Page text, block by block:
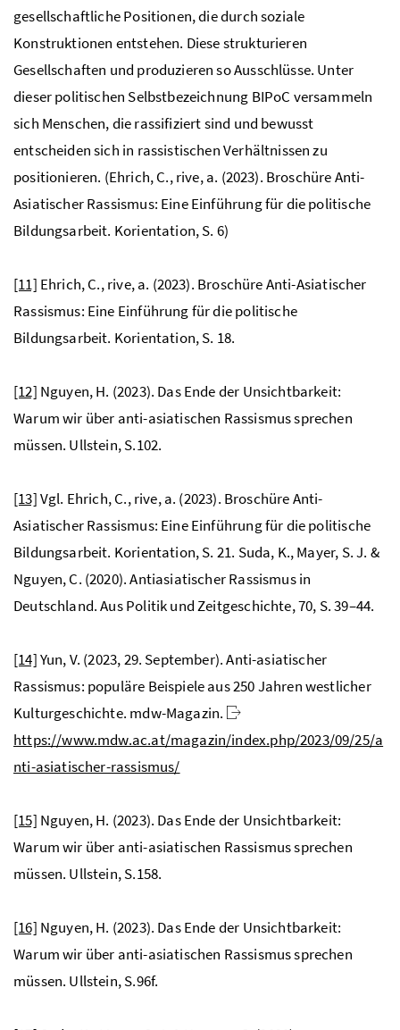
gesellschaftliche Positionen, die durch soziale
Konstruktionen entstehen. Diese strukturieren
Gesellschaften und produzieren so Ausschlüsse. Unter
dieser politischen Selbstbezeichnung BIPoC versammeln
sich Menschen, die rassifiziert sind und bewusst
entscheiden sich in rassistischen Verhältnissen zu
positionieren. (Ehrich, C., rive, a. (2023). Broschüre Anti-
Asiatischer Rassismus: Eine Einführung für die politische
Bildungsarbeit. Korientation, S. 6)
[11] Ehrich, C., rive, a. (2023). Broschüre Anti-Asiatischer
Rassismus: Eine Einführung für die politische
Bildungsarbeit. Korientation, S. 18.
[12] Nguyen, H. (2023). Das Ende der Unsichtbarkeit:
Warum wir über anti-asiatischen Rassismus sprechen
müssen. Ullstein, S.102.
[13]Vgl. Ehrich, C., rive, a. (2023). Broschüre Anti-
Asiatischer Rassismus: Eine Einführung für die politische
Bildungsarbeit. Korientation, S. 21. Suda, K., Mayer, S. J. &
Nguyen, C. (2020). Antiasiatischer Rassismus in
Deutschland. Aus Politik und Zeitgeschichte, 70, S. 39–44.
[14]Yun, V. (2023, 29. September). Anti-asiatischer
Rassismus: populäre Beispiele aus 250 Jahren westlicher
Kulturgeschichte. mdw-Magazin.
https://www.mdw.ac.at/magazin/index.php/2023/09/25/a
nti-asiatischer-rassismus/
[15] Nguyen, H. (2023). Das Ende der Unsichtbarkeit:
Warum wir über anti-asiatischen Rassismus sprechen
müssen. Ullstein, S.158.
[16] Nguyen, H. (2023). Das Ende der Unsichtbarkeit:
Warum wir über anti-asiatischen Rassismus sprechen
müssen. Ullstein, S.96f.